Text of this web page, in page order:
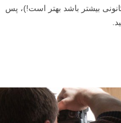
بیشتر باشد بهتر است!)، پس